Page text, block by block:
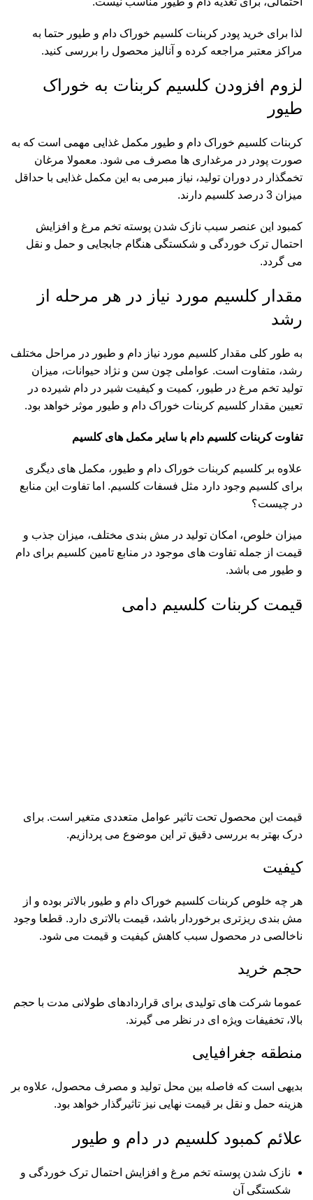
لذا برای خرید پودر کربنات کلسیم خوراک دام و طیور حتما به
مراکز معتبر مراجعه کرده و آنالیز محصول را بررسی کنید.
لزوم افزودن کلسیم کربنات به خوراک
طیور
کربنات کلسیم خوراک دام و طیور مکمل غذایی مهمی است که به
صورت پودر در مرغداری ها مصرف می شود. معمولا مرغان
تخمگذار در دوران تولید، نیاز مبرمی به این مکمل غذایی با حداقل
میزان 3 درصد کلسیم دارند.
کمبود این عنصر سبب نازک شدن پوسته تخم مرغ و افزایش
احتمال ترک خوردگی و شکستگی هنگام جابجایی و حمل و نقل
می گردد.
مقدار کلسیم مورد نیاز در هر مرحله از
رشد
به طور کلی مقدار کلسیم مورد نیاز دام و طیور در مراحل مختلف
رشد، متفاوت است. عواملی چون سن و نژاد حیوانات، میزان
تولید تخم مرغ در طیور، کمیت و کیفیت شیر در دام شیرده در
تعیین مقدار کلسیم کربنات خوراک دام و طیور موثر خواهد بود.
تفاوت کربنات کلسیم دام با سایر مکمل های کلسیم
علاوه بر کلسیم کربنات خوراک دام و طیور، مکمل های دیگری
برای کلسیم وجود دارد مثل فسفات کلسیم. اما تفاوت این منابع
در چیست؟
میزان خلوص، امکان تولید در مش بندی مختلف، میزان جذب و
قیمت از جمله تفاوت های موجود در منابع تامین کلسیم برای دام
و طیور می باشد.
قیمت کربنات کلسیم دامی
قیمت این محصول تحت تاثیر عوامل متعددی متغیر است. برای
درک بهتر به بررسی دقیق تر این موضوع می پردازیم.
کیفیت
هر چه خلوص کربنات کلسیم خوراک دام و طیور بالاتر بوده و از
مش بندی ریزتری برخوردار باشد، قیمت بالاتری دارد. قطعا وجود
ناخالصی در محصول سبب کاهش کیفیت و قیمت می شود.
حجم خرید
عموما شرکت های تولیدی برای قراردادهای طولانی مدت با حجم
بالا، تخفیفات ویژه ای در نظر می گیرند.
منطقه جغرافیایی
بدیهی است که فاصله بین محل تولید و مصرف محصول، علاوه بر
هزینه حمل و نقل بر قیمت نهایی نیز تاثیرگذار خواهد بود.
علائم کمبود کلسیم در دام و طیور
نازک شدن پوسته تخم مرغ و افزایش احتمال ترک خوردگی و
شکستگی آن